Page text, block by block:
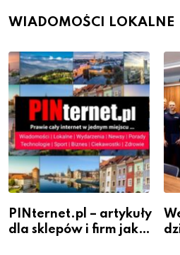
WIADOMOŚCI LOKALNE
PINternet.pl – artykuły
dla sklepów i firm jako